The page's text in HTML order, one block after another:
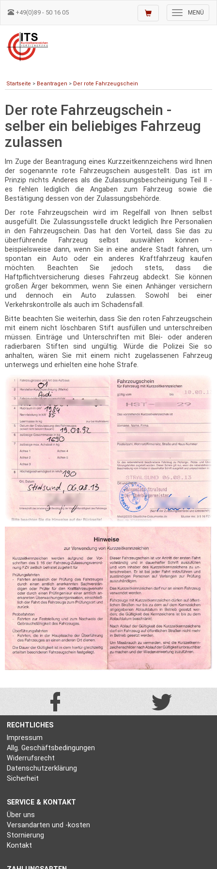
+49(0)89 - 50 16 05
Toggle
navigation
MENÜ
Startseite > Beantragen > Der rote Fahrzeugschein
Der rote Fahrzeugschein -
selber ein beliebiges Fahrzeug
zulassen
Im Zuge der Beantragung eines Kurzzeitkennzeichens wird Ihnen
der sogenannte rote Fahrzeugschein ausgestellt. Das ist im
Prinzip nichts Anderes als die Zulassungsbescheinigung Teil II -
es fehlen lediglich die Angaben zum Fahrzeug sowie die
Bestätigung dessen von der Zulassungsbehörde.
Der rote Fahrzeugschein wird im Regelfall von Ihnen selbst
ausgefüllt. Die Zulassungsstelle druckt lediglich Ihre Personalien
in den Fahrzeugschein. Das hat den Vorteil, dass Sie das zu
überführende Fahrzeug selbst auswählen können -
beispielsweise dann, wenn Sie in eine andere Stadt fahren, um
spontan ein Auto oder ein anderes Kraftfahrzeug kaufen
möchten. Beachten Sie jedoch stets, dass die
Haftpflichtversicherung dieses Fahrzeug abdeckt. Sie können
großen Ärger bekommen, wenn Sie einen Anhänger versichern
und dennoch ein Auto zulassen. Sowohl bei einer
Verkehrskontrolle als auch im Schadensfall.
Bitte beachten Sie weiterhin, dass Sie den roten Fahrzeugschein
mit einem nicht löschbaren Stift ausfüllen und unterschreiben
müssen. Einträge und Unterschriften mit Blei- oder anderen
radierbaren Stiften sind ungültig. Würde die Polizei Sie so
anhalten, wären Sie mit einem nicht zugelassenen Fahrzeug
unterwegs und erhielten eine hohe Strafe.
RECHTLICHES
Impressum
Allg. Geschäftsbedingungen
Widerrufsrecht
Datenschutzerklärung
Sicherheit
SERVICE & KONTAKT
Über uns
Versandarten und -kosten
Stornierung
Kontakt